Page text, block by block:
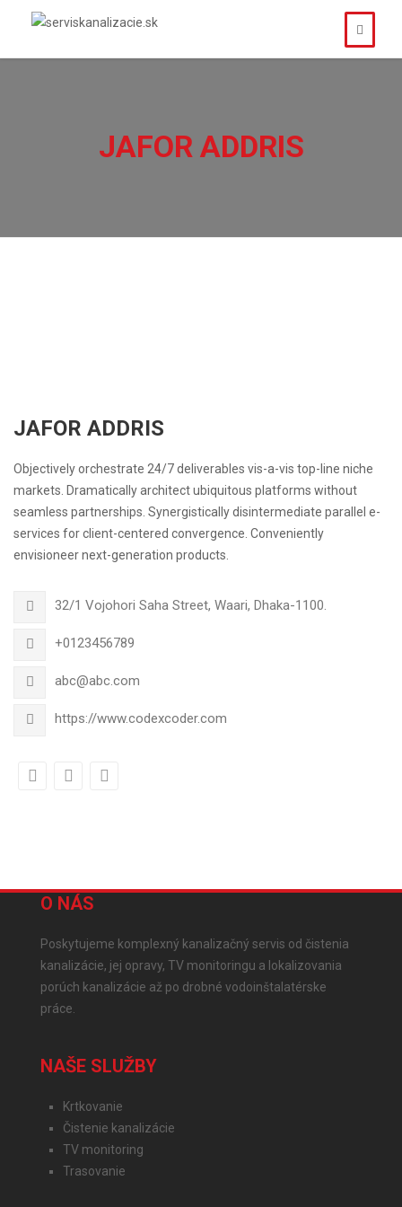
JAFOR ADDRIS
JAFOR ADDRIS
Objectively orchestrate 24/7 deliverables vis-a-vis top-line niche
markets. Dramatically architect ubiquitous platforms without
seamless partnerships. Synergistically disintermediate parallel e-
services for client-centered convergence. Conveniently
envisioneer next-generation products.
32/1 Vojohori Saha Street, Waari, Dhaka-1100.
+0123456789
abc@abc.com
https://www.codexcoder.com
O NÁS
Poskytujeme komplexný kanalizačný servis od čistenia
kanalizácie, jej opravy, TV monitoringu a lokalizovania
porúch kanalizácie až po drobné vodoinštalatérske
práce.
NAŠE SLUŽBY
Krtkovanie
Čistenie kanalizácie
TV monitoring
Trasovanie